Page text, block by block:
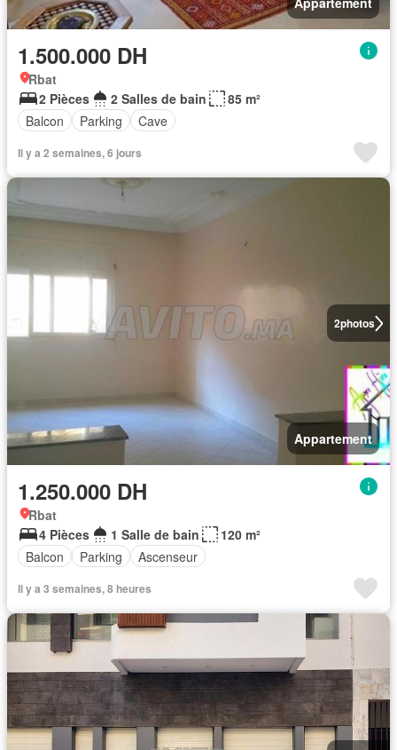
1.500.000 DH
Rbat
2 Pièces
2 Salles de bain
85 m²
Balcon
Parking Cave
Il y a 2 semaines, 6 jours
2photos
Appartement
1.250.000 DH
Rbat
4 Pièces
1 Salle de bain
120 m²
Balcon
Parking Ascenseur
Il y a 3 semaines, 8 heures